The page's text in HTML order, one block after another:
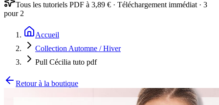
Tous les tutoriels PDF à 3,89 € · Téléchargement immédiat · 3
pour 2
Accueil
Collection Automne / Hiver
Pull Cécilia tuto pdf
Retour à la boutique